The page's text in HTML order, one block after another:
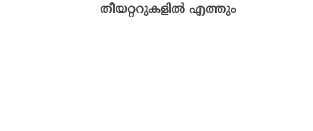
തീയറ്ററുകളിൽ എത്തും